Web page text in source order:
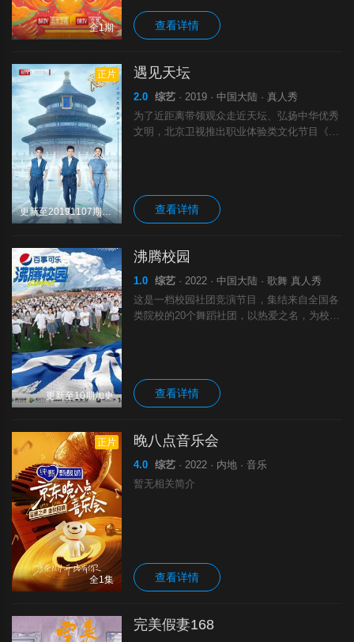
全1期 查看详情
正片
更新至20191107期完结
遇见天坛
2.0 综艺 · 2019 · 中国大陆 · 真人秀
为了近距离带领观众走近天坛、弘扬中华优秀
文明，北京卫视推出职业体验类文化节目《遇
查看详情
更新至10期加更
沸腾校园
1.0 综艺 · 2022 · 中国大陆 · 歌舞 真人秀
这是一档校园社团竞演节目，集结来自全国各
类院校的20个舞蹈社团，以热爱之名，为校而
查看详情
正片
全1集
晚八点音乐会
4.0 综艺 · 2022 · 内地 · 音乐
暂无相关简介
查看详情
完美假妻168